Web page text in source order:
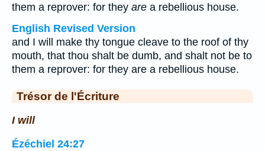
them a reprover: for they are a rebellious house.
English Revised Version
and I will make thy tongue cleave to the roof of thy
mouth, that thou shalt be dumb, and shalt not be to
them a reprover: for they are a rebellious house.
Trésor de l'Écriture
I will
Ézéchiel 24:27